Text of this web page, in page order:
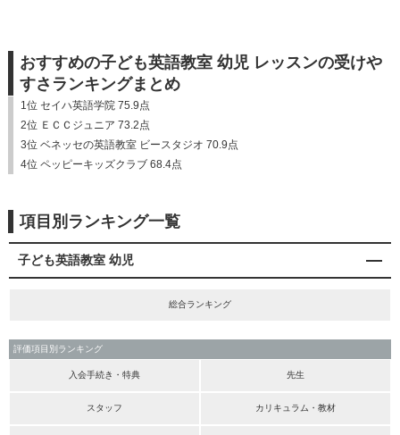
おすすめの子ども英語教室 幼児 レッスンの受けや
すさランキングまとめ
1位 セイハ英語学院 75.9点
2位 ＥＣＣジュニア 73.2点
3位 ベネッセの英語教室 ビースタジオ 70.9点
4位 ペッピーキッズクラブ 68.4点
項目別ランキング一覧
子ども英語教室 幼児
総合ランキング
評価項目別ランキング
入会手続き・特典 先生
スタッフ カリキュラム・教材